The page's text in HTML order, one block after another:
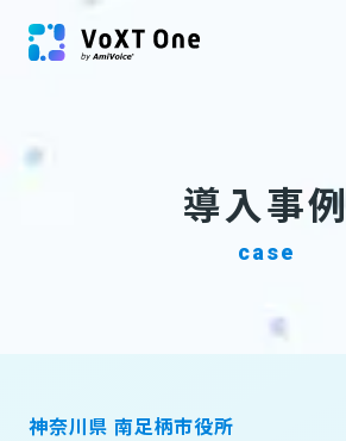
導入事例
case
神奈川県 南足柄市役所